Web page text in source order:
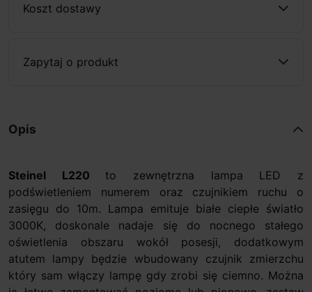
Koszt dostawy
Zapytaj o produkt
Opis
Steinel L220 to zewnętrzna lampa LED z
podświetleniem numerem oraz czujnikiem ruchu o
zasięgu do 10m. Lampa emituje białe ciepłe światło
3000K, doskonale nadaje się do nocnego stałego
oświetlenia obszaru wokół posesji, dodatkowym
atutem lampy będzie wbudowany czujnik zmierzchu
który sam włączy lampę gdy zrobi się ciemno. Można